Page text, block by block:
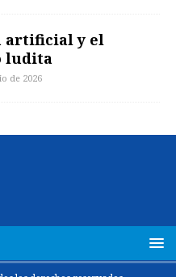
artificial y el
ludita
de 2026